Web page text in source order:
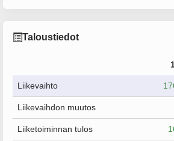
Taloustiedot
Liikevaihto
Liikevaihdon muutos
Liiketoiminnan tulos